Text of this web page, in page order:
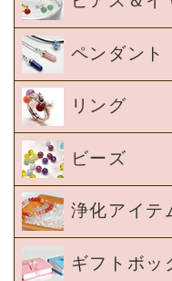
ペンダント
リング
ビーズ
浄化アイテ
ギフトボッ